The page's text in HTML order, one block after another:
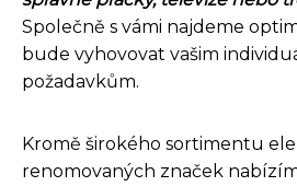
Společně s vámi najdeme
bude vyhovovat vašim
požadavkům.
Kromě širokého sortimentu
renomovaných značek